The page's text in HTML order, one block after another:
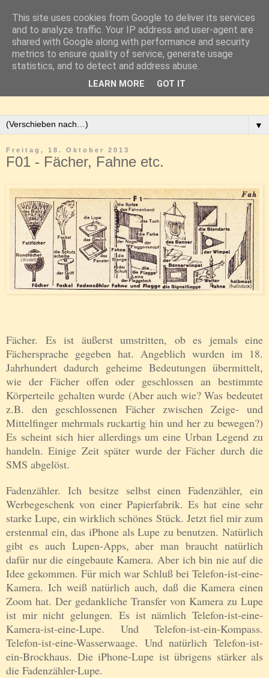
▼
Freitag, 18. Oktober 2013
F01 - Fächer, Fahne etc.
Fächer. Es ist äußerst umstritten, ob es jemals eine
Fächersprache gegeben hat. Angeblich wurden im 18.
Jahrhundert dadurch geheime Bedeutungen übermittelt,
wie der Fächer offen oder geschlossen an bestimmte
Körperteile gehalten wurde (Aber auch wie? Was bedeutet
z.B. den geschlossenen Fächer zwischen Zeige- und
Mittelfinger mehrmals ruckartig hin und her zu bewegen?)
Es scheint sich hier allerdings um eine Urban Legend zu
handeln. Einige Zeit später wurde der Fächer durch die
SMS abgelöst.
Fadenzähler. Ich besitze selbst einen Fadenzähler, ein
Werbegeschenk von einer Papierfabrik. Es hat eine sehr
starke Lupe, ein wirklich schönes Stück. Jetzt fiel mir zum
erstenmal ein, das iPhone als Lupe zu benutzen. Natürlich
gibt es auch Lupen-Apps, aber man braucht natürlich
dafür nur die eingebaute Kamera. Aber ich bin nie auf die
Idee gekommen. Für mich war Schluß bei Telefon-ist-eine-
Kamera. Ich weiß natürlich auch, daß die Kamera einen
Zoom hat. Der gedankliche Transfer von Kamera zu Lupe
ist mir nicht gelungen. Es ist nämlich Telefon-ist-eine-
Kamera-ist-eine-Lupe. Und Telefon-ist-ein-Kompass.
Telefon-ist-eine-Wasserwaage. Und natürlich Telefon-ist-
ein-Brockhaus. Die iPhone-Lupe ist übrigens stärker als
die Fadenzähler-Lupe.
This site uses cookies from Google to deliver its services
and to analyze traffic. Your IP address and user-agent are
shared with Google along with performance and security
metrics to ensure quality of service, generate usage
statistics, and to detect and address abuse.
LEARN MORE GOT IT